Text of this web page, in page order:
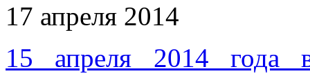
17 апреля 2014
15 апреля 2014 года